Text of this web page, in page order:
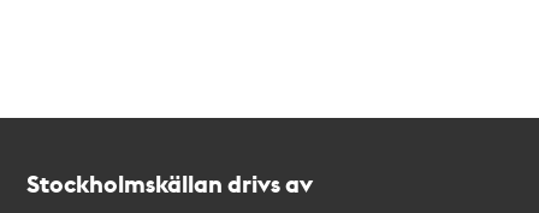
Stockholmskällan drivs av